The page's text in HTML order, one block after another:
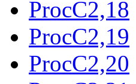
ProcC2,18
ProcC2,19
ProcC2,20